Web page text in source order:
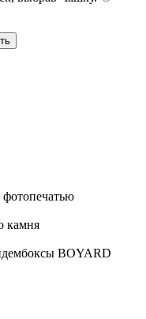
камня
BOYARD